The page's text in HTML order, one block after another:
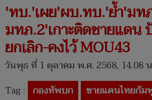
'ทบ.'เผย'ผบ.ทบ.'ย้ำ'มท
มทภ.2'เกาะติดชายแดน
ยกเลิก-คงไว้ MOU43
วันพุธ ที่ 1 ตุลาคม พ.ศ. 2568, 14.08
Tag : กองทัพบก
ชายแดนไทยกัม